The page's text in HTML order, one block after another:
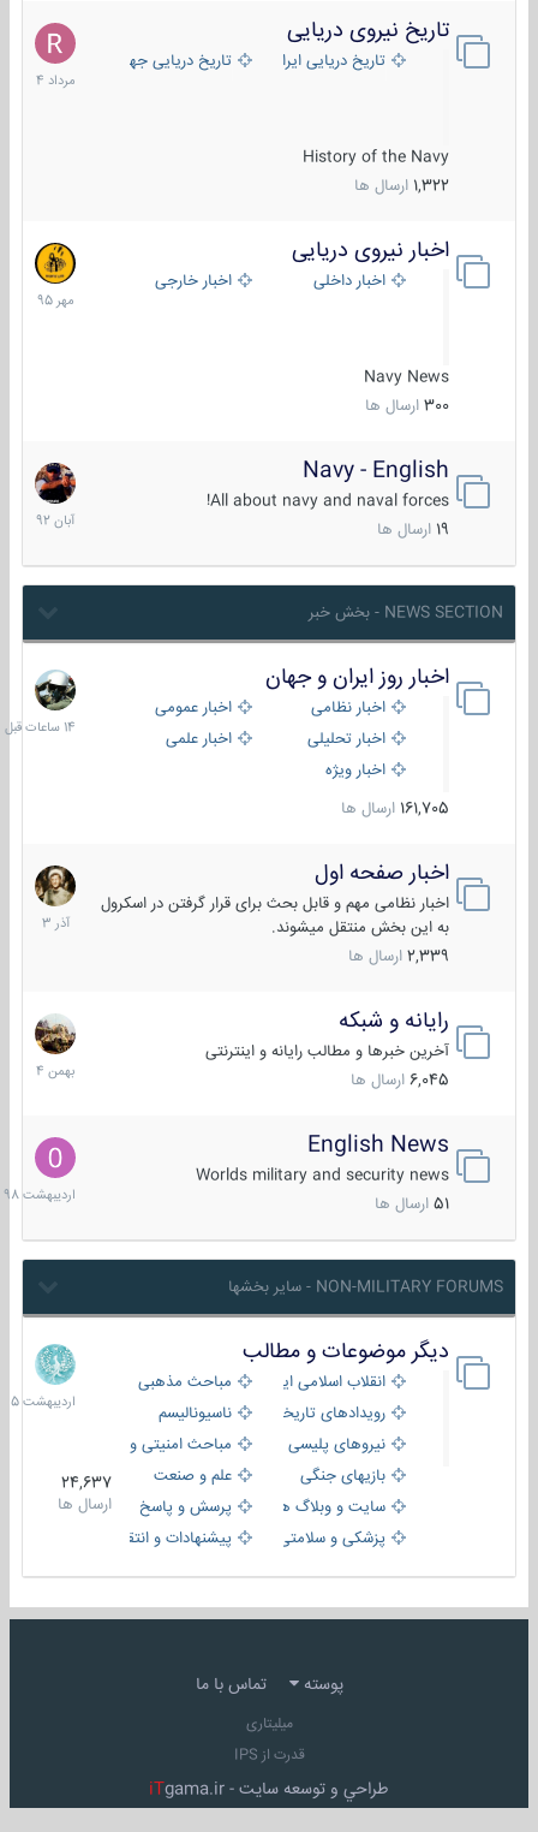
تاریخ نیروی دریایی
تاریخ دریایی ایران تاریخ دریایی جهان
History of the Navy
1,322 ارسال ها
16
مرداد
1404
اخبار نیروی دریایی
اخبار داخلی اخبار خارجی
Navy News
300 ارسال ها
27
مهر
1395
Navy - English
All about navy and naval forces!
ارسال ها
22
آبان
1392
NEWS SECTION - بخش خبر
اخبار روز ایران و جهان
اخبار نظامی
اخبار عمومی
اخبار تحلیلی
اخبار علمی
اخبار ویژه
161,705 ارسال ها
14
ساعات
قبل
اخبار صفحه اول
اخبار نظامی مهم و قابل بحث برای قرار گرفتن در اسکرول
به این بخش منتقل میشوند.
2,339 ارسال ها
7
آذر
1403
رایانه و شبکه
آخرین خبرها و مطالب رایانه و اینترنتی
6,045 ارسال ها
30
بهمن
1404
English News
Worlds military and security news
51 ارسال ها
10
1398
NON-MILITARY FORUMS - سایر بخشها
دیگر موضوعات و مطالب
انقلاب اسلامی ایران
مباحث مذهبی
رویدادهای تاریخی و مذهبیناسیونالیسم
نیروهای پلیسی
مباحث امنیتی و اطلاعاتی
بازیهای جنگی
علم و صنعت
سایت و وبلاگ ها
پرسش و پاسخ
پزشکی و سلامتی
پیشنهادات و انتقادات
24,637
ارسال ها
8
1405
پوسته تماس با ما
میلیتاری
قدرت از IPS
طراحي و توسعه سايت - iTgama.ir